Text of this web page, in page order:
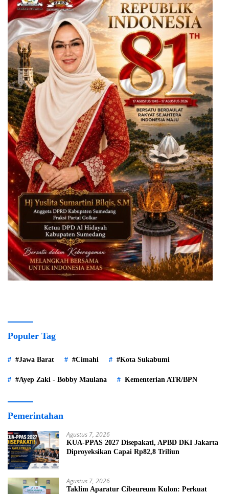
Populer Tag
#Jawa Barat #Cimahi #Kota Sukabumi
#Ayep Zaki - Bobby Maulana Kementerian ATR/BPN
Pemerintahan
Agustus 7, 2026
KUA-PPAS 2027 Disepakati, APBD DKI Jakarta
Diproyeksikan Capai Rp82,8 Triliun
Agustus 7, 2026
Taklim Aparatur Cibeureum Kulon: Perkuat